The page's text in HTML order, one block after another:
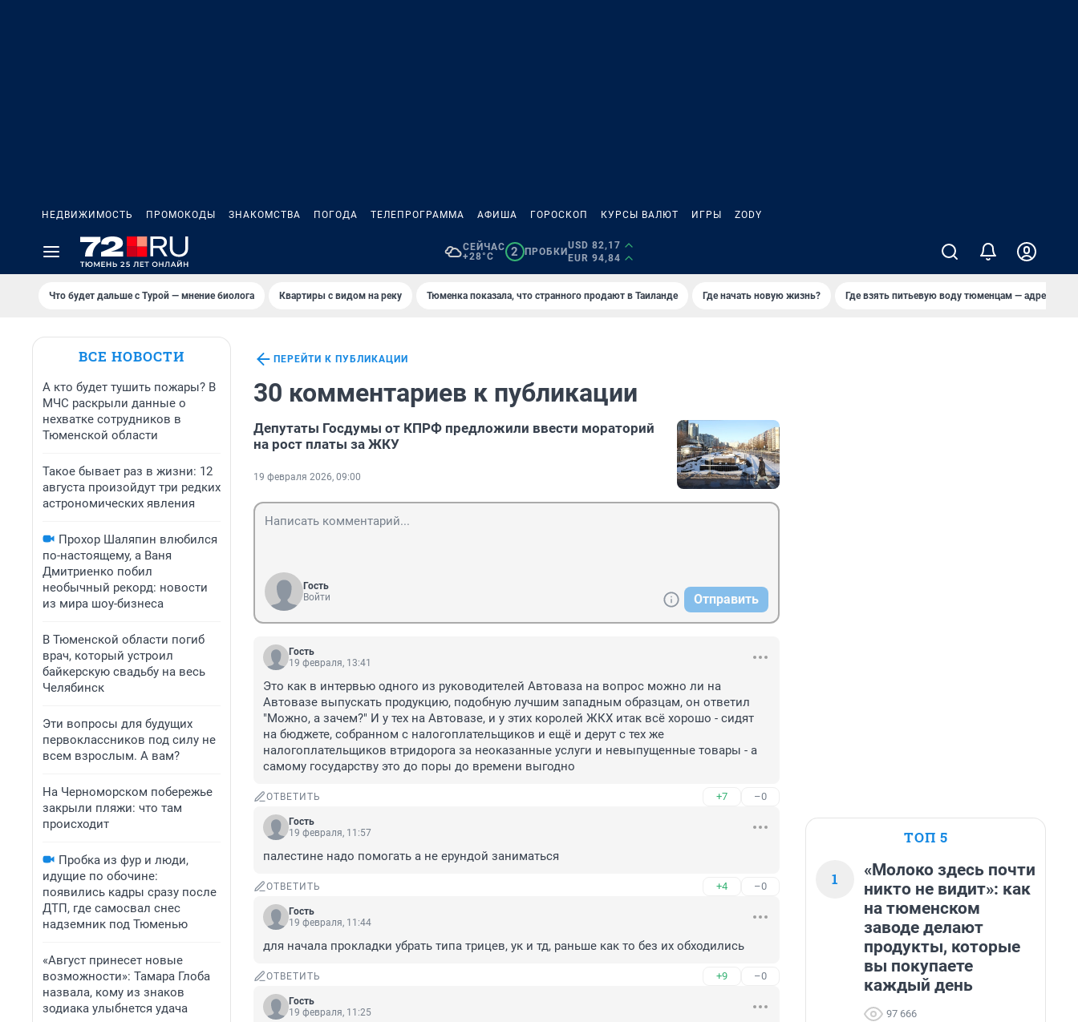
НЕДВИЖИМОСТЬ ПРОМОКОДЫ ЗНАКОМСТВА ПОГОДА ТЕЛЕПРОГРАММА АФИША ГОРОСКОП КУРСЫ ВАЛЮТ ИГРЫ ZODY
СЕЙЧАС
+28°C
2 ПРОБКИ
USD 82,17
EUR 94,84
Что будет дальше с Турой — мнение биолога Квартиры с видом на реку Тюменка показала, что странного продают в Таиланде Где начать новую жизнь? Где взять питьевую воду тюменцам — адреса
ВСЕ НОВОСТИ
А кто будет тушить пожары? В
МЧС раскрыли данные о
нехватке сотрудников в
Тюменской области
Такое бывает раз в жизни: 12
августа произойдут три редких
астрономических явления
Прохор Шаляпин влюбился
по-настоящему, а Ваня
Дмитриенко побил
необычный рекорд: новости
из мира шоу-бизнеса
В Тюменской области погиб
врач, который устроил
байкерскую свадьбу на весь
Челябинск
Эти вопросы для будущих
первоклассников под силу не
всем взрослым. А вам?
На Черноморском побережье
закрыли пляжи: что там
происходит
Пробка из фур и люди,
идущие по обочине:
появились кадры сразу после
ДТП, где самосвал снес
надземник под Тюменью
«Август принесет новые
возможности»: Тамара Глоба
назвала, кому из знаков
зодиака улыбнется удача
ПЕРЕЙТИ К ПУБЛИКАЦИИ
30 комментариев к публикации
Депутаты Госдумы от КПРФ предложили ввести мораторий
на рост платы за ЖКУ
19 февраля 2026, 09:00
Гость
Войти
Отправить
Гость
19 февраля, 13:41
Это как в интервью одного из руководителей Автоваза на вопрос можно ли на
Автовазе выпускать продукцию, подобную лучшим западным образцам, он ответил
"Можно, а зачем?" И у тех на Автовазе, и у этих королей ЖКХ итак всё хорошо - сидят
на бюджете, собранном с налогоплательщиков и ещё и дерут с тех же
налогоплательщиков втридорога за неоказанные услуги и невыпущенные товары - а
самому государству это до поры до времени выгодно
ОТВЕТИТЬ +7 –0
Гость
19 февраля, 11:57
палестине надо помогать а не ерундой заниматься
ОТВЕТИТЬ +4 –0
Гость
19 февраля, 11:44
для начала прокладки убрать типа трицев, ук и тд, раньше как то без их обходились
ОТВЕТИТЬ +9 –0
Гость
19 февраля, 11:25
ТОП 5
1
«Молоко здесь почти
никто не видит»: как
на тюменском
заводе делают
продукты, которые
вы покупаете
каждый день
97 666